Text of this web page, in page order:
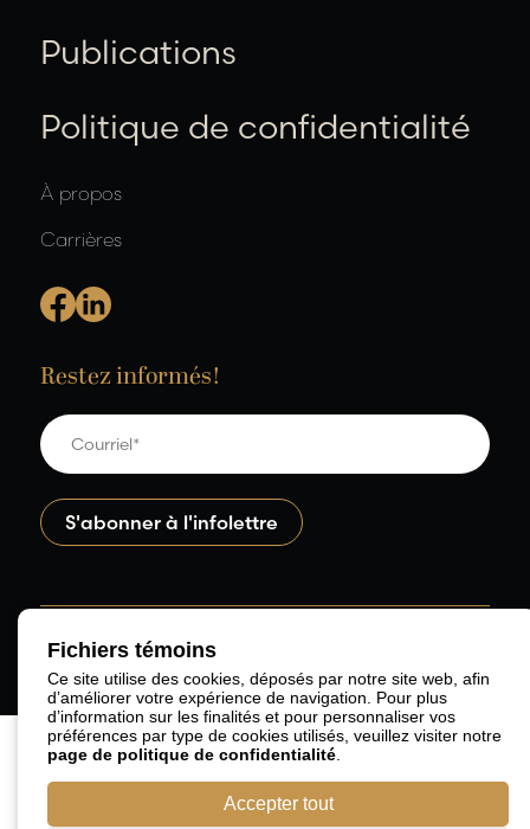
Publications
Politique de confidentialité
À propos
Carrières
Restez informés!
© 2026 RBD Avocats SENCRL.
Développement web par
Agence Rubik.
Fichiers témoins
Ce site utilise des cookies, déposés par notre site web, afin
d’améliorer votre expérience de navigation. Pour plus
d’information sur les finalités et pour personnaliser vos
préférences par type de cookies utilisés, veuillez visiter notre
page de politique de confidentialité
Accepter tout